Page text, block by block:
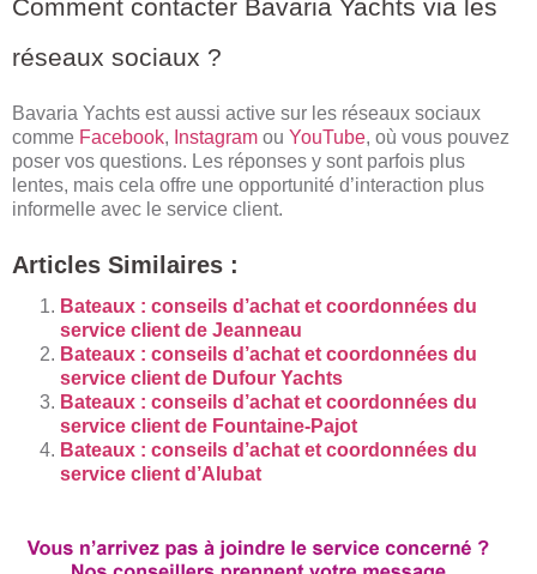
Comment contacter Bavaria Yachts via les
réseaux sociaux ?
Bavaria Yachts est aussi active sur les réseaux sociaux
comme Facebook, Instagram ou YouTube, où vous pouvez
poser vos questions. Les réponses y sont parfois plus
lentes, mais cela offre une opportunité d’interaction plus
informelle avec le service client.
Articles Similaires :
Bateaux : conseils d’achat et coordonnées du
service client de Jeanneau
Bateaux : conseils d’achat et coordonnées du
service client de Dufour Yachts
Bateaux : conseils d’achat et coordonnées du
service client de Fountaine-Pajot
Bateaux : conseils d’achat et coordonnées du
service client d’Alubat